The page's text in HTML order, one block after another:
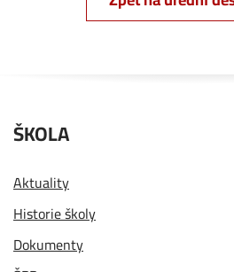
ŠKOLA
Aktuality
Historie školy
Dokumenty